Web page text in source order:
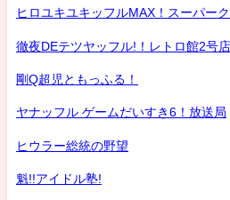
ヒロユキユキッフルMAX！スーパーク
徹夜DEテツヤッフル!！レトロ館2号店
剛Q超児ともっふる！
ヤナッフル ゲームだいすき6！放送局
ヒウラー総統の野望
魁!!アイドル塾!